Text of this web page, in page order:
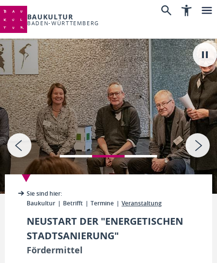
BAUKULTUR
BADEN-WÜRTTEMBERG
Sie sind hier:
Baukultur
Betrifft Termine Veranstaltung
NEUSTART DER "ENERGETISCHEN
STADTSANIERUNG"
Fördermittel